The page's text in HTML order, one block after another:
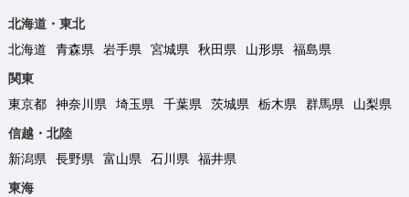
北海道・東北
北海道
青森県 岩手県 宮城県 秋田県 山形県
福島県
関東
東京都
神奈川県 埼玉県 千葉県 茨城県 栃木県 群馬県
山梨県
信越・北陸
新潟県
長野県 富山県 石川県
福井県
東海